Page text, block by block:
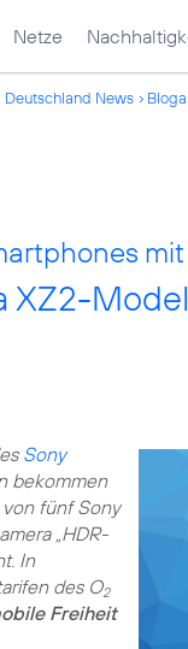
Netze
Deutschland News
XZ2-
Sony
bekommen
fünf Sony
„HDR-
In
des O2
Freiheit